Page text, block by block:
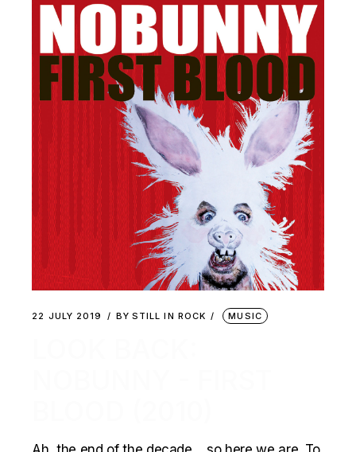
22 JULY 2019 BY STILL IN ROCK MUSIC